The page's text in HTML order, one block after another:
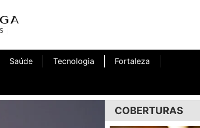
Saúde Tecnologia Fortaleza
COBERTURAS